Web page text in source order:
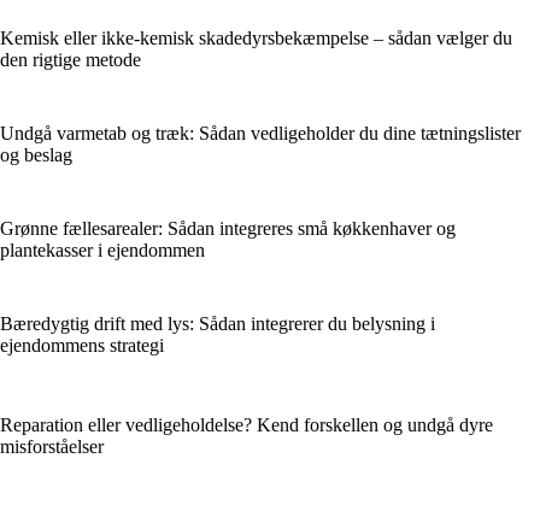
Kemisk eller ikke-kemisk skadedyrsbekæmpelse – sådan vælger du
den rigtige metode
Undgå varmetab og træk: Sådan vedligeholder du dine tætningslister
og beslag
Grønne fællesarealer: Sådan integreres små køkkenhaver og
plantekasser i ejendommen
Bæredygtig drift med lys: Sådan integrerer du belysning i
ejendommens strategi
Reparation eller vedligeholdelse? Kend forskellen og undgå dyre
misforståelser